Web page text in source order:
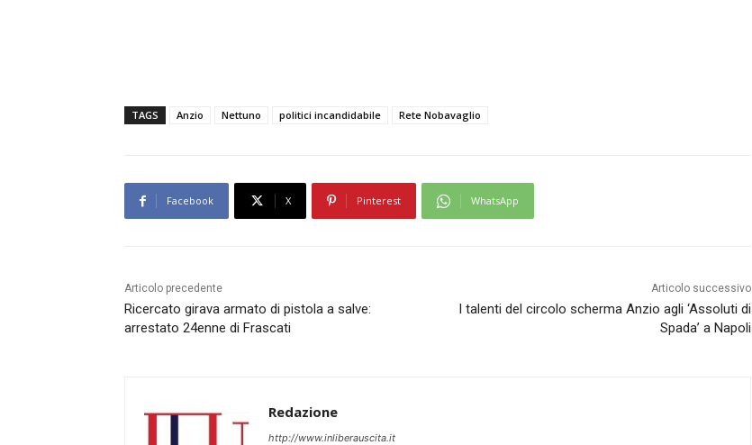
TAGS Anzio Nettuno politici incandidabile Rete Nobavaglio
Facebook X Pinterest WhatsApp
Articolo precedente
Ricercato girava armato di pistola a salve:
arrestato 24enne di Frascati
Articolo successivo
I talenti del circolo scherma Anzio agli ‘Assoluti di
Spada’ a Napoli
Redazione
http://www.inliberauscita.it